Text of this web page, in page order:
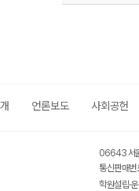
언론보도 사회공헌
06643 서
통신판매
학원설립·